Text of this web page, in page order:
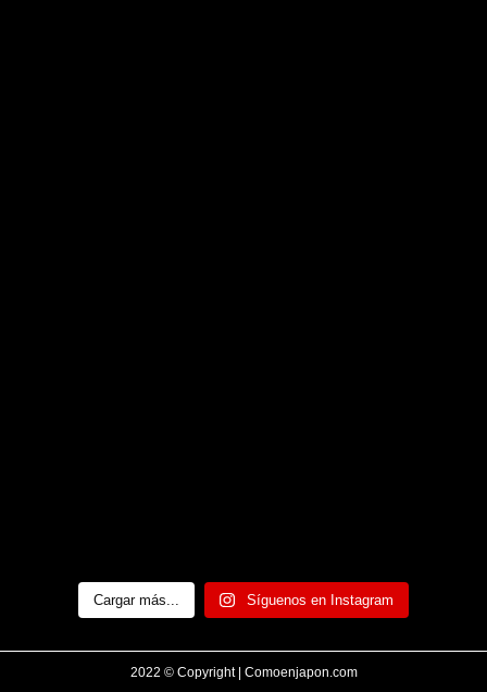
Cargar más... Síguenos en Instagram
2022 © Copyright | Comoenjapon.com